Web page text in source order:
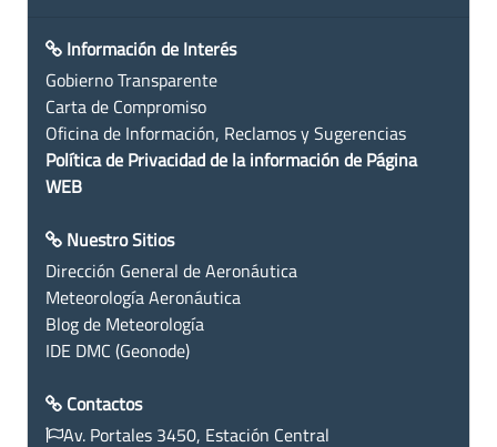
Información de Interés
Gobierno Transparente
Carta de Compromiso
Oficina de Información, Reclamos y Sugerencias
Política de Privacidad de la información de Página
WEB
Nuestro Sitios
Dirección General de Aeronáutica
Meteorología Aeronáutica
Blog de Meteorología
IDE DMC (Geonode)
Contactos
Av. Portales 3450, Estación Central